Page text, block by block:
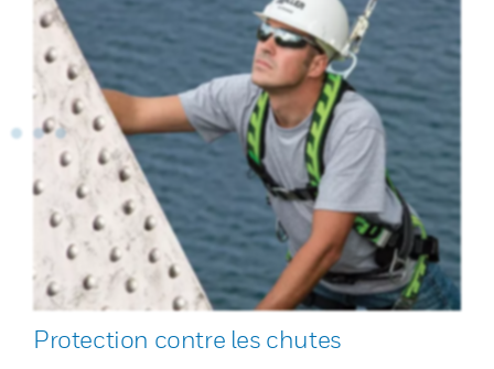
Protection contre les chutes